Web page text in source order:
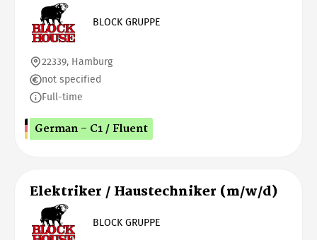
BLOCK GRUPPE
22339, Hamburg
not specified
Full-time
German - C1 / Fluent
Elektriker / Haustechniker (m/w/d)
BLOCK GRUPPE